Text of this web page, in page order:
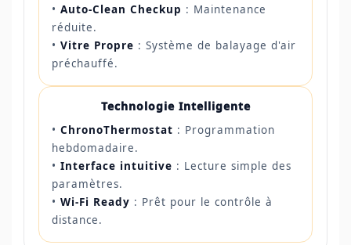
• Auto-Clean Checkup : Maintenance
réduite.
• Vitre Propre : Système de balayage d'air
préchauffé.
Technologie Intelligente
• ChronoThermostat : Programmation
hebdomadaire.
• Interface intuitive : Lecture simple des
paramètres.
• Wi-Fi Ready : Prêt pour le contrôle à
distance.